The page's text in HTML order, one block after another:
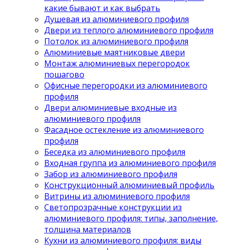
какие бывают и как выбрать
Душевая из алюминиевого профиля
Двери из теплого алюминиевого профиля
Потолок из алюминиевого профиля
Алюминиевые маятниковые двери
Монтаж алюминиевых перегородок
пошагово
Офисные перегородки из алюминиевого
профиля
Двери алюминиевые входные из
алюминиевого профиля
Фасадное остекление из алюминиевого
профиля
Беседка из алюминиевого профиля
Входная группа из алюминиевого профиля
Забор из алюминиевого профиля
Конструкционный алюминиевый профиль
Витрины из алюминиевого профиля
Светопрозрачные конструкции из
алюминиевого профиля: типы, заполнение,
толщина материалов
Кухни из алюминиевого профиля: виды